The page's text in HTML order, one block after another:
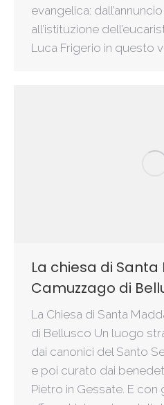
evangelica:
all’istituzione
Luca Frigerio in questo
La chiesa di
Camuzzago di
La Chiesa di Santa
di Bellusco Un luogo
dai canonici del Santo
e poi curato dai
Pietro in Gessate. E con